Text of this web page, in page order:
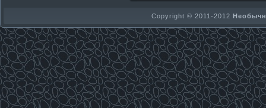
Copyright © 2011-2012